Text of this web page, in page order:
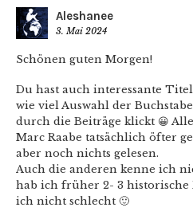
Aleshanee
3. Mai 2024
Schönen guten Morgen!
Du hast auch interessante
wie viel Auswahl der
durch die Beiträge klickt 😀
Marc Raabe tatsächlich öfter
aber noch nichts gelesen.
Auch die anderen kenne ich
hab ich früher 2- 3 historische
ich nicht schlecht 🙂